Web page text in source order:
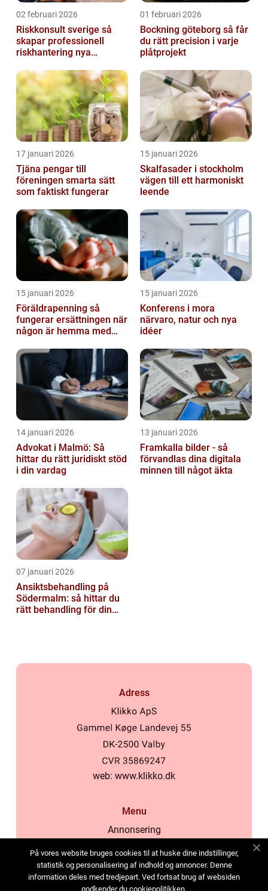
02 februari 2026
Riskkonsult sverige så
skapar professionell
riskhantering nya
01 februari 2026
Bockning göteborg så får
du rätt precision i varje
plåtprojekt
17 januari 2026
Tjäna pengar till
föreningen smarta sätt
som faktiskt fungerar
15 januari 2026
Skalfasader i stockholm
vägen till ett harmoniskt
leende
15 januari 2026
Föräldrapenning så
fungerar ersättningen när
någon är hemma med
15 januari 2026
Konferens i mora
närvaro, natur och nya
idéer
14 januari 2026
Advokat i Malmö: Så
hittar du rätt juridiskt stöd
i din vardag
13 januari 2026
Framkalla bilder - så
förvandlas dina digitala
minnen till något äkta
07 januari 2026
Ansiktsbehandling på
Södermalm: så hittar du
rätt behandling för din
Adress
web: www.klikko.dk
Menu
Annonsering
Cookies
Kontakta oss
På vores website bruges cookies til at huske dine indstillinger,
statistik og personalisering af indhold og annoncer. Denne
information deles med tredjepart. Ved fortsat brug af websiden
godkender du cookiepolitikken.